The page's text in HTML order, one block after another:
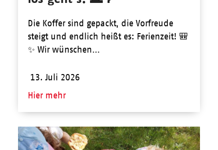
Die Koffer sind gepackt, die Vorfreude
steigt und endlich heißt es: Ferienzeit! 🎒
✨ Wir wünschen…
13. Juli 2026
Hier mehr